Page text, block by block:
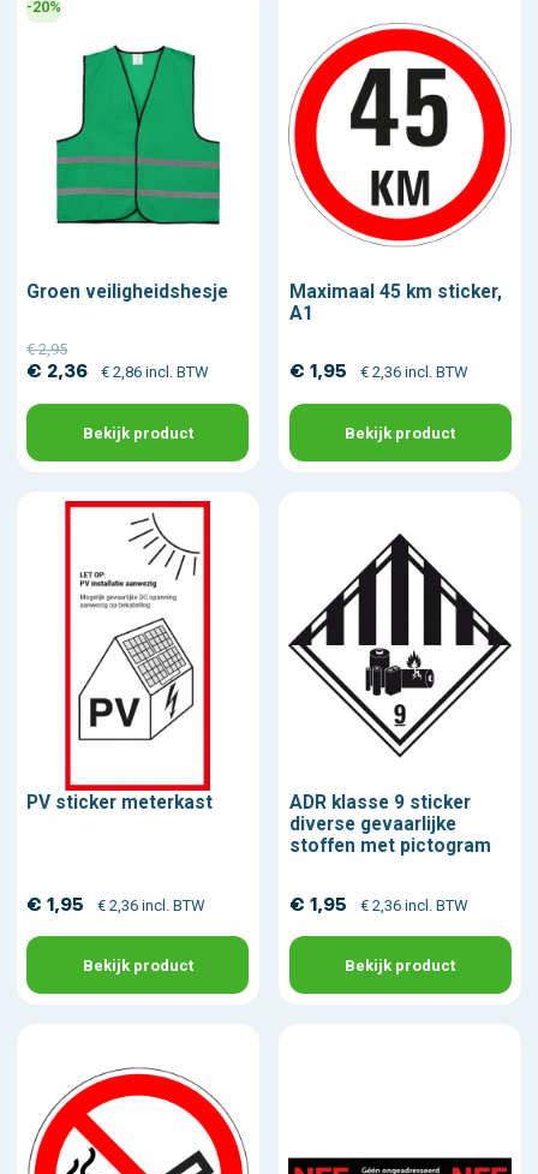
-20%
Groen veiligheidshesje
€ 2,95
€ 2,36 € 2,86 incl. BTW
Bekijk product
Maximaal 45 km sticker,
A1
€ 1,95 € 2,36 incl. BTW
Bekijk product
PV sticker meterkast
€ 1,95 € 2,36 incl. BTW
Bekijk product
ADR klasse 9 sticker
diverse gevaarlijke
stoffen met pictogram
€ 1,95 € 2,36 incl. BTW
Bekijk product